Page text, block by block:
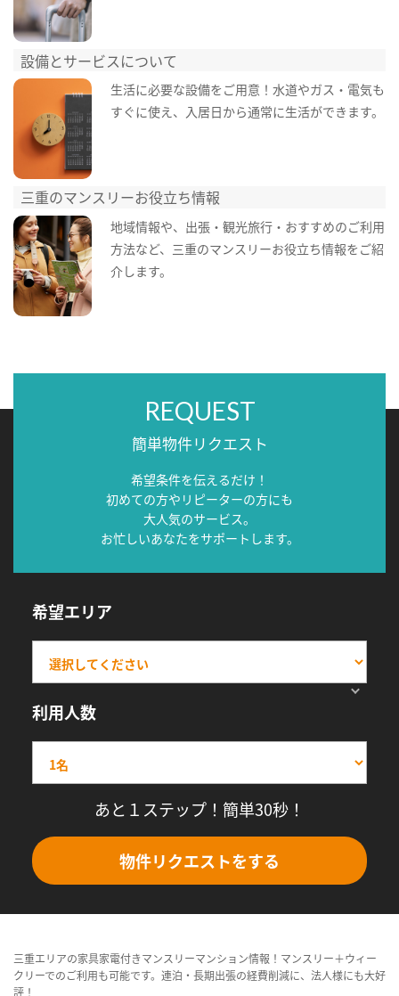
設備とサービスについて
生活に必要な設備をご用意！水道やガス・電気も
すぐに使え、入居日から通常に生活ができます。
三重のマンスリーお役立ち情報
地域情報や、出張・観光旅行・おすすめのご利用
方法など、三重のマンスリーお役立ち情報をご紹
介します。
REQUEST
簡単物件リクエスト
希望条件を伝えるだけ！
初めての方やリピーターの方にも
大人気のサービス。
お忙しいあなたをサポートします。
希望エリア
利用人数
あと１ステップ！簡単30秒！
物件リクエストをする
三重エリアの家具家電付きマンスリーマンション情報！マンスリー＋ウィー
クリーでのご利用も可能です。連泊・長期出張の経費削減に、法人様にも大好
評！